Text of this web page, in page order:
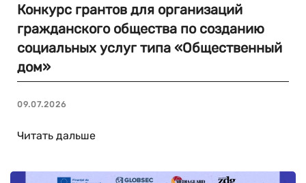
Конкурс грантов для организаций
гражданского общества по созданию
социальных услуг типа «Общественный
дом»
09.07.2026
Читать дальше